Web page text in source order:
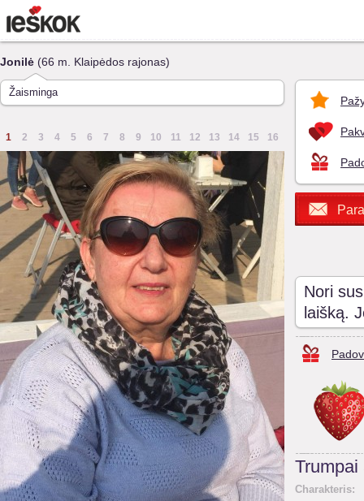
Jonilė (66 m. Klaipėdos rajonas)
Žaisminga
1 2 3 4 5 6 7 8 9 10 11 12 13 14 15 16
Nori
laišką.
Trumpai
Charakteris: